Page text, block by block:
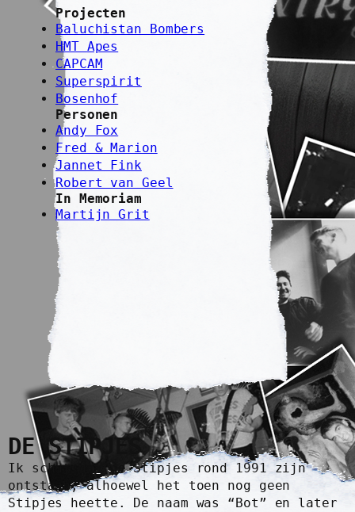
Projecten
Baluchistan Bombers
HMT Apes
CAPCAM
Superspirit
Bosenhof
Personen
Andy Fox
Fred & Marion
Jannet Fink
Robert van Geel
In Memoriam
Martijn Grit
DE STIPJES
Ik schat dat de Stipjes rond 1991 zijn
ontstaan, alhoewel het toen nog geen
Stipjes heette. De naam was “Bot” en later